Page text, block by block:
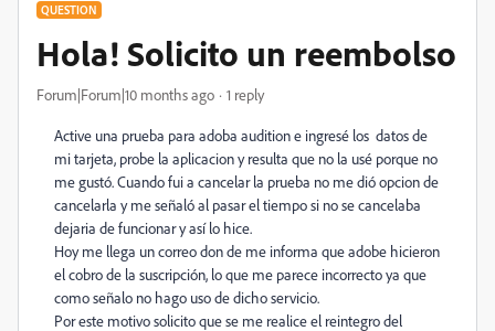
QUESTION
Hola! Solicito un reembolso
Forum|Forum|10 months ago 1 reply
Active una prueba para adoba audition e ingresé los datos de
mi tarjeta, probe la aplicacion y resulta que no la usé porque no
me gustó. Cuando fui a cancelar la prueba no me dió opcion de
cancelarla y me señaló al pasar el tiempo si no se cancelaba
dejaria de funcionar y así lo hice.
Hoy me llega un correo don de me informa que adobe hicieron
el cobro de la suscripción, lo que me parece incorrecto ya que
como señalo no hago uso de dicho servicio.
Por este motivo solicito que se me realice el reintegro del